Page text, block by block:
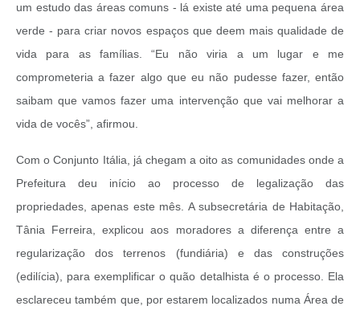
um estudo das áreas comuns - lá existe até uma pequena área
verde - para criar novos espaços que deem mais qualidade de
vida para as famílias. “Eu não viria a um lugar e me
comprometeria a fazer algo que eu não pudesse fazer, então
saibam que vamos fazer uma intervenção que vai melhorar a
vida de vocês”, afirmou.
Com o Conjunto Itália, já chegam a oito as comunidades onde a
Prefeitura deu início ao processo de legalização das
propriedades, apenas este mês. A subsecretária de Habitação,
Tânia Ferreira, explicou aos moradores a diferença entre a
regularização dos terrenos (fundiária) e das construções
(edilícia), para exemplificar o quão detalhista é o processo. Ela
esclareceu também que, por estarem localizados numa Área de